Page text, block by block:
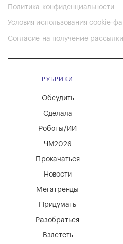
Политика конфиденциальности
Условия использования cookie-
Согласие на получение рассылки
РУБРИКИ
Мегатренды
Придумать
Разобраться
Взлететь
Новости
Обсудить
Сделала
Роботы/ИИ
ЧМ2026
Прокачаться